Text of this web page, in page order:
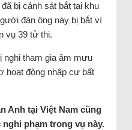
bị cảnh sát bắt tại khu
đàn ông này bị bắt vì
vụ 39 tử thi.
nghi tham gia âm mưu
hoạt động nhập cư bất
Anh tại Việt Nam cũng
phạm trong vụ này.